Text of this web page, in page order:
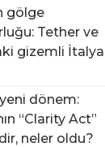
gölge
Tether ve
gizemli
dönem:
“Clarity Act”
neler oldu?